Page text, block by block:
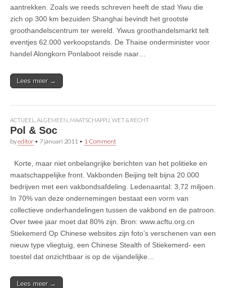
aantrekken. Zoals we reeds schreven heeft de stad Yiwu die
zich op 300 km bezuiden Shanghai bevindt het grootste
groothandelscentrum ter wereld. Yiwus groothandelsmarkt telt
eventjes 62.000 verkoopstands. De Thaise onderminister voor
handel Alongkorn Ponlaboot reisde naar…
Lees meer →
ACTUEEL ALGEMEEN MAATSCHAPPIJ WET & RECHT
Pol & Soc
byeditor • 7 januari 2011 • 1 Comment
Korte, maar niet onbelangrijke berichten van het politieke en
maatschappelijke front. Vakbonden Beijing telt bijna 20.000
bedrijven met een vakbondsafdeling. Ledenaantal: 3,72 miljoen.
In 70% van deze ondernemingen bestaat een vorm van
collectieve onderhandelingen tussen de vakbond en de patroon.
Over twee jaar moet dat 80% zijn. Bron: www.acftu.org.cn
Stiekemerd Op Chinese websites zijn foto’s verschenen van een
nieuw type vliegtuig, een Chinese Stealth of Stiekemerd- een
toestel dat onzichtbaar is op de vijandelijke…
Lees meer →